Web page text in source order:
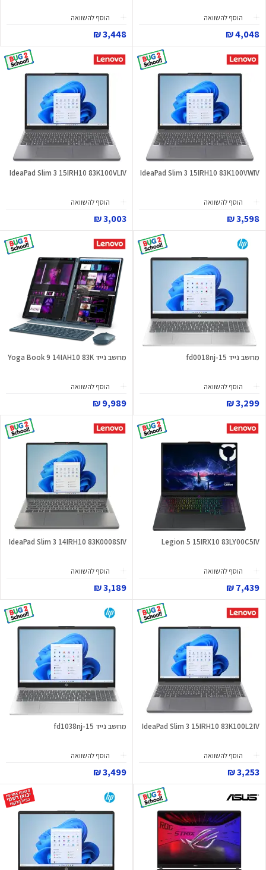
הוסף להשוואה
4,048 ₪
הוסף להשוואה
3,448 ₪
IdeaPad Slim 3 15IRH10 83K100VWIV
הוסף להשוואה
3,598 ₪
IdeaPad Slim 3 15IRH10 83K100VLIV
הוסף להשוואה
3,003 ₪
מחשב נייד 15-fd0018nj
הוסף להשוואה
3,299 ₪
מחשב נייד Yoga Book 9 14IAH10 83K
הוסף להשוואה
9,989 ₪
Legion 5 15IRX10 83LY00C5IV
הוסף להשוואה
7,439 ₪
IdeaPad Slim 3 14IRH10 83K0008SIV
הוסף להשוואה
3,189 ₪
IdeaPad Slim 3 15IRH10 83K100L2IV
הוסף להשוואה
3,253 ₪
מחשב נייד 15-fd1038nj
הוסף להשוואה
3,499 ₪